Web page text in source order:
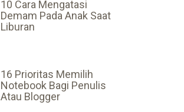
10 Cara Mengatasi
Demam Pada Anak Saat
Liburan
16 Prioritas Memilih
Notebook Bagi Penulis
Atau Blogger